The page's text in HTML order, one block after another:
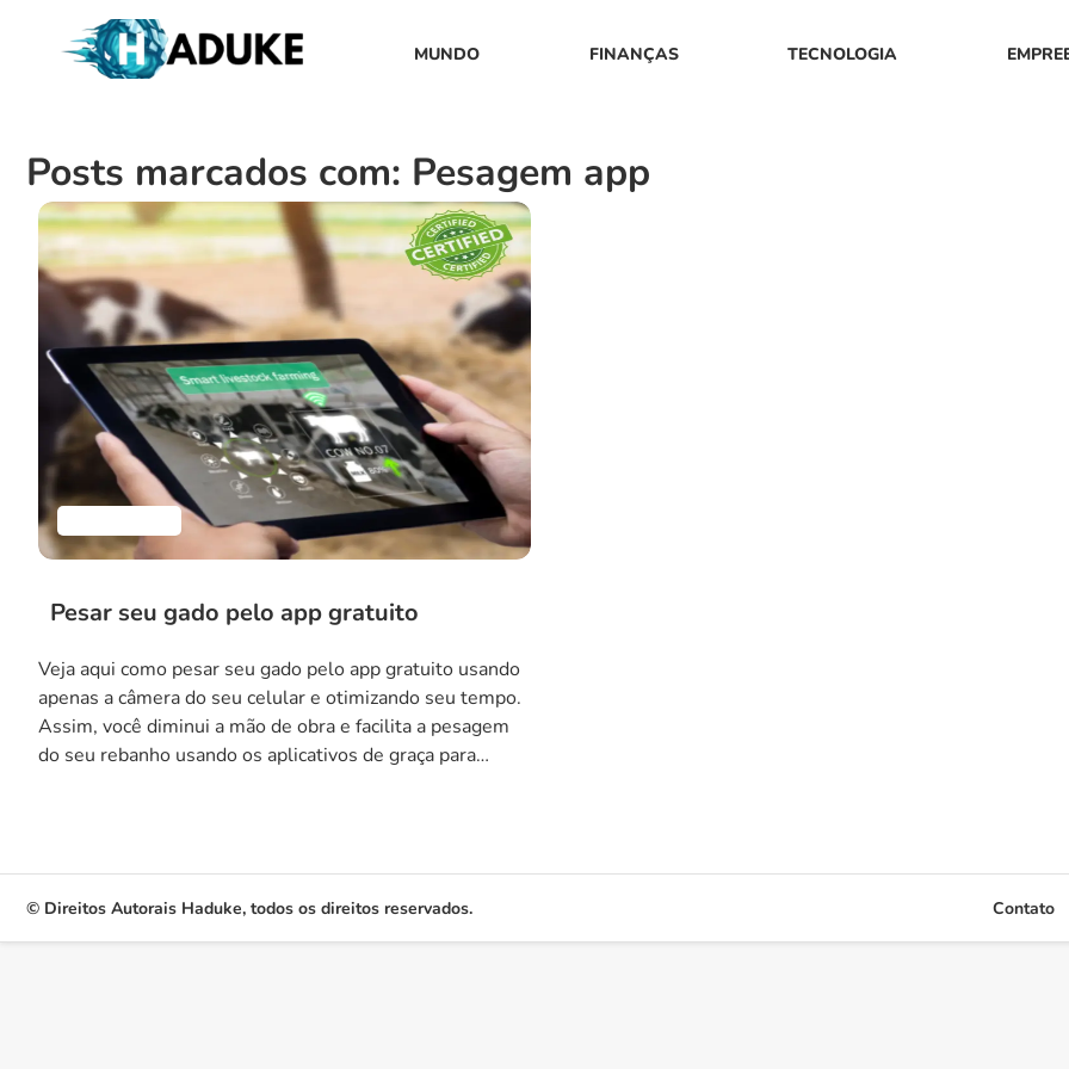
MUNDO FINANÇAS TECNOLOGIA
Posts marcados com: Pesagem app
Pesar seu gado pelo app gratuito
Veja aqui como pesar seu gado pelo app gratuito usando
apenas a câmera do seu celular e otimizando seu tempo.
Assim, você diminui a mão de obra e facilita a pesagem
do seu rebanho usando os aplicativos de graça para
© Direitos Autorais Haduke, todos os direitos reservados. Contato